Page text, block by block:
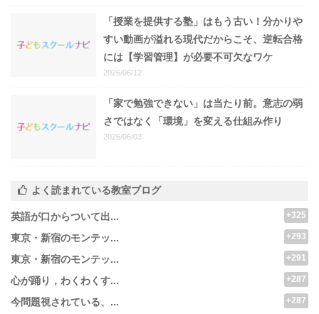
「授業を提供する塾」はもう古い！分かりや
すい動画が溢れる現代だからこそ、逆転合格
には【学習管理】が必要不可欠なワケ
2026/06/12
「家で勉強できない」は当たり前。意志の弱
さではなく「環境」を変える仕組み作り
2026/06/03
よく読まれている教室ブログ
英語が口からついて出... +325
東京・新宿のモンテッ... +293
東京・新宿のモンテッ... +291
心が踊り，わくわくす... +287
今問題視されている、... +287